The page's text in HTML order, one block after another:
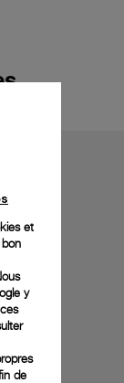
et
y
de